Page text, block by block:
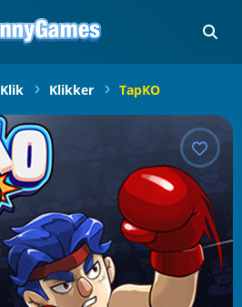
Klik Klikker TapKO